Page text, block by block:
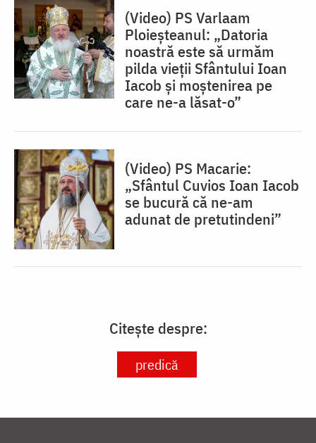
(Video) PS Varlaam
Ploieșteanul: „Datoria
noastră este să urmăm
pilda vieții Sfântului Ioan
Iacob și moștenirea pe
care ne-a lăsat-o”
(Video) PS Macarie:
„Sfântul Cuvios Ioan Iacob
se bucură că ne-am
adunat de pretutindeni”
Citește despre:
predică